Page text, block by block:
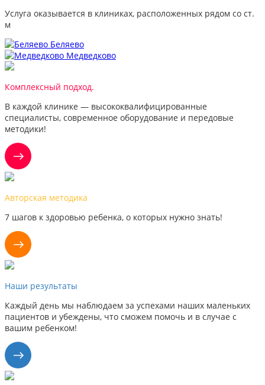
Услуга оказывается в клиниках, расположенных рядом со ст.
м
Беляево
Медведково
Комплексный подход.
В каждой клинике — высококвалифицированные
специалисты, современное оборудование и передовые
методики!
Авторская методика
7 шагов к здоровью ребенка, о которых нужно знать!
Наши результаты
Каждый день мы наблюдаем за успехами наших маленьких
пациентов и убеждены, что сможем помочь и в случае с
вашим ребенком!